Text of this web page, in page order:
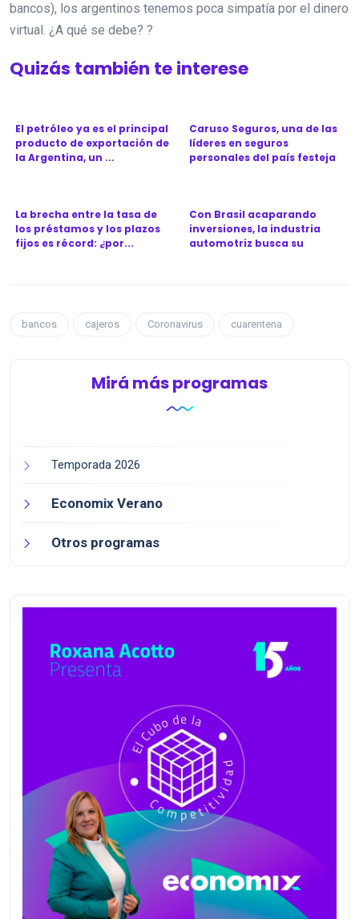
bancos), los argentinos tenemos poca simpatía por el dinero
virtual. ¿A qué se debe? ?
Quizás también te interese
El petróleo ya es el principal
producto de exportación de
la Argentina, un ...
Caruso Seguros, una de las
líderes en seguros
personales del país festeja
La brecha entre la tasa de
los préstamos y los plazos
fijos es récord: ¿por...
Con Brasil acaparando
inversiones, la industria
automotriz busca su
bancos cajeros Coronavirus cuarentena
Mirá más programas
Temporada 2026
Economix Verano
Otros programas